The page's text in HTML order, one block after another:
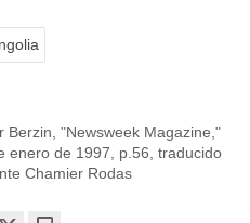
Berzin, "Newsweek Magazine,"
enero de 1997, p.56, traducido
Chamier Rodas